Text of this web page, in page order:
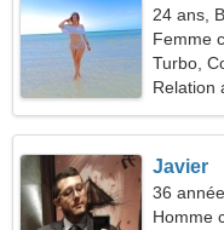
24 ans,
Femme
Turbo,
Relation
Javier
36
Homme